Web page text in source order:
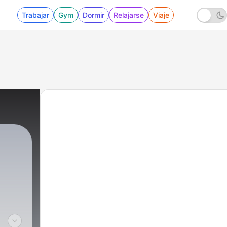
Trabajar Gym Dormir Relajarse Viaje